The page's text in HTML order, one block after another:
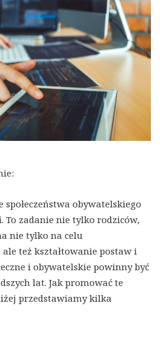
społeczeństwa obywatelskiego
To zadanie nie tylko rodziców,
nie tylko na celu
też kształtowanie postaw i
i obywatelskie powinny być
lat. Jak promować te
przedstawiamy kilka